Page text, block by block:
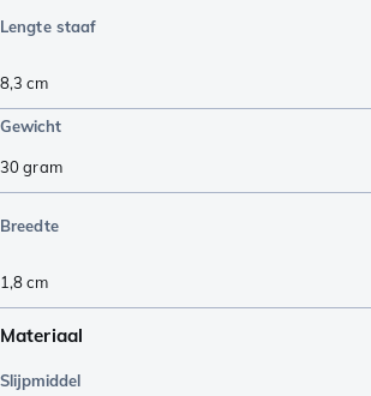
Lengte staaf
8,3 cm
Gewicht
30gram
Breedte
1,8cm
Materiaal
Slijpmiddel